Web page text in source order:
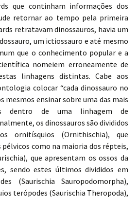
que continham informações dos
retornar ao tempo pela primeira
retratavam dinossauros, havia um
um ictiossauro e até mesmo
que o conhecimento popular e a
nomeiem erroneamente de
linhagens distintas. Cabe aos
colocar “cada dinossauro no
mesmos ensinar sobre uma das mais
dentro de uma linhagem de
os dinossauros são divididos
ornitísquios (Ornithischia), que
como na maioria dos répteis,
que apresentam os ossos da
sendo estes últimos divididos em
(Saurischia Sauropodomorpha),
terópodes (Saurischia Theropoda),